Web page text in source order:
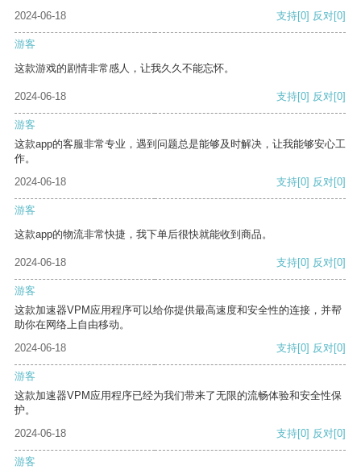
2024-06-18
支持[0] 反对[0]
游客
这款游戏的剧情非常感人，让我久久不能忘怀。
2024-06-18 支持[0] 反对[0]
游客
这款app的客服非常专业，遇到问题总是能够及时解决，让我能够安心工
作。
2024-06-18
支持[0] 反对[0]
游客
这款app的物流非常快捷，我下单后很快就能收到商品。
2024-06-18 支持[0] 反对[0]
游客
这款加速器VPM应用程序可以给你提供最高速度和安全性的连接，并帮
助你在网络上自由移动。
2024-06-18
支持[0] 反对[0]
游客
这款加速器VPM应用程序已经为我们带来了无限的流畅体验和安全性保
护。
2024-06-18
支持[0] 反对[0]
游客